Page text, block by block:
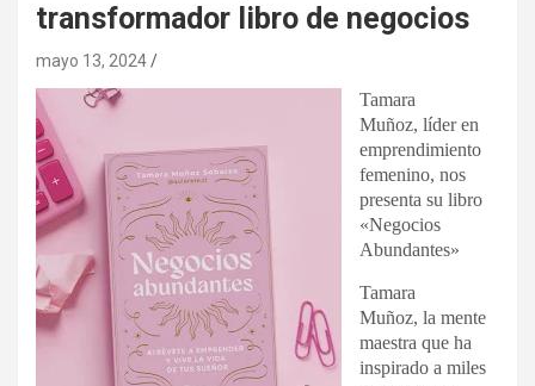
transformador libro de negocios
mayo 13, 2024
Tamara
Muñoz, líder en
emprendimiento
femenino, nos
presenta su libro
«Negocios
Abundantes»
Tamara
Muñoz, la mente
maestra que ha
inspirado a miles